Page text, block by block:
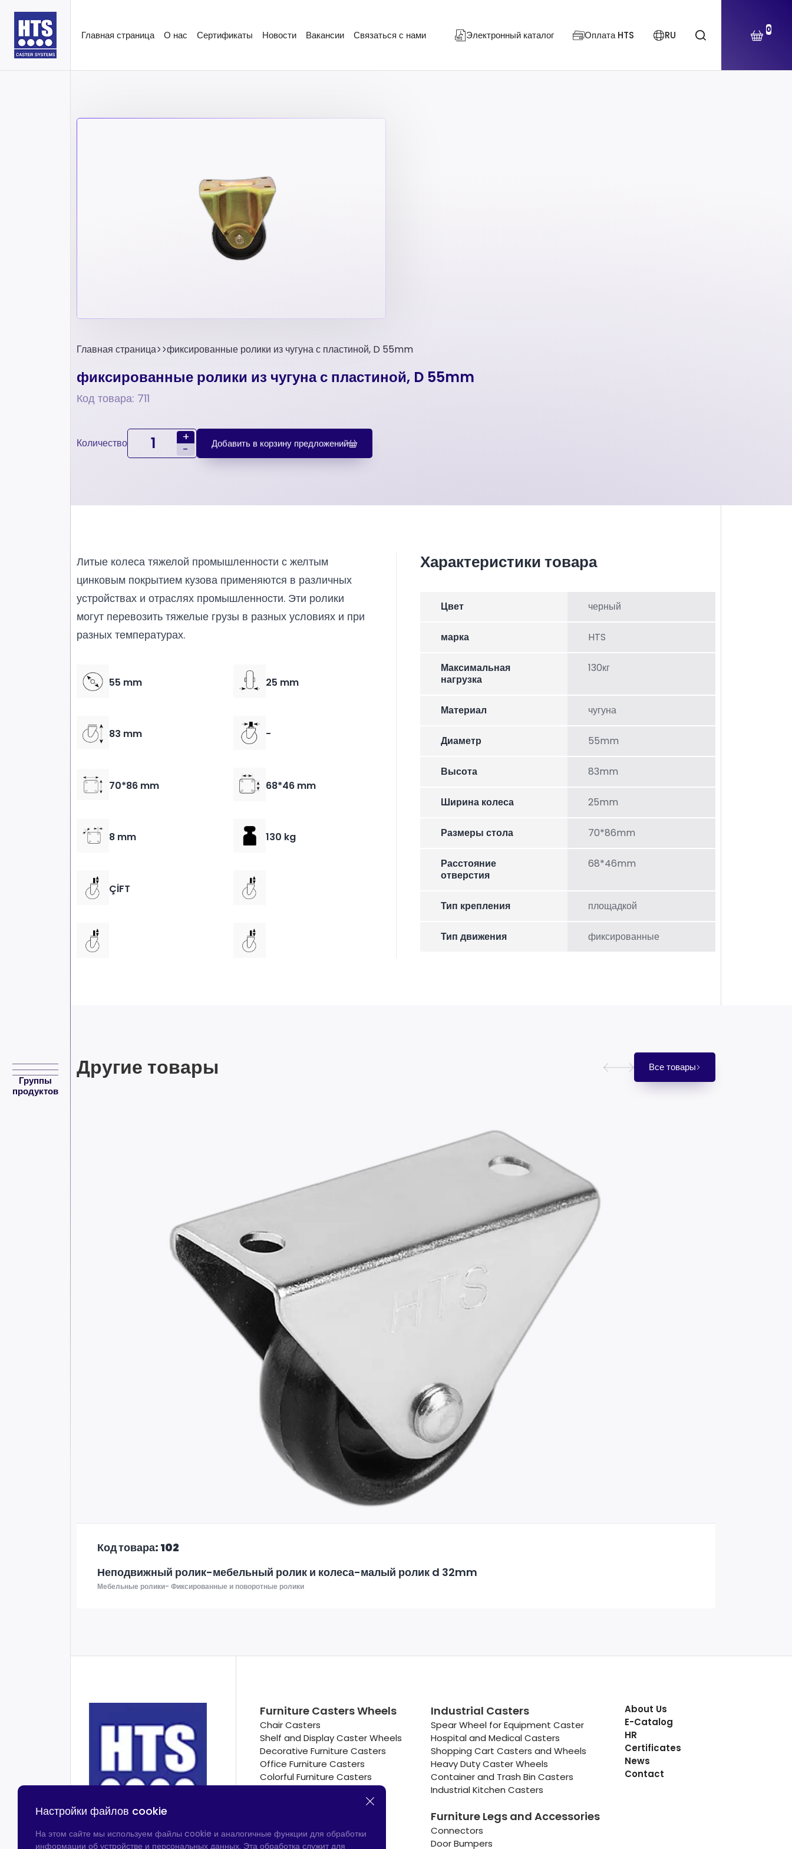
Главная страница О нас Сертификаты Новости Вакансии Связаться с нами Электронный каталог Оплата HTS RU 0
Группы
продуктов
Главная страница фиксированные ролики из чугуна с пластиной, D 55mm
фиксированные ролики из чугуна с пластиной, D 55mm
Код товара: 711
Количество
+
-
Добавить в корзину предложений
Литые колеса тяжелой промышленности с желтым
цинковым покрытием кузова применяются в различных
устройствах и отраслях промышленности. Эти ролики
могут перевозить тяжелые грузы в разных условиях и при
разных температурах.
55 mm 25 mm
83 mm -
70*86 mm 68*46 mm
8 mm 130 kg
ÇİFT
Характеристики товара
Цвет черный
марка HTS
Максимальная
нагрузка
130кг
Материал чугуна
Диаметр 55mm
Высота 83mm
Ширина колеса 25mm
Размеры стола 70*86mm
Расстояние
отверстия
68*46mm
Тип крепления площадкой
Тип движения фиксированные
Другие товары Все товары
Код товара: 102
Неподвижный ролик-мебельный ролик и колеса-малый ролик d 32mm
Мебельные ролики- Фиксированные и поворотные ролики
Furniture Casters Wheels
Chair Casters
Shelf and Display Caster Wheels
Decorative Furniture Casters
Office Furniture Casters
Colorful Furniture Casters
Industrial Casters
Spear Wheel for Equipment Caster
Hospital and Medical Casters
Shopping Cart Casters and Wheels
Heavy Duty Caster Wheels
Container and Trash Bin Casters
Industrial Kitchen Casters
Furniture Legs and Accessories
Connectors
Door Bumpers
About Us
E-Catalog
HR
Certificates
News
Contact
Настройки файлов cookie
На этом сайте мы используем файлы cookie и аналогичные функции для обработки
информации об устройстве и персональных данных. Эта обработка служит для